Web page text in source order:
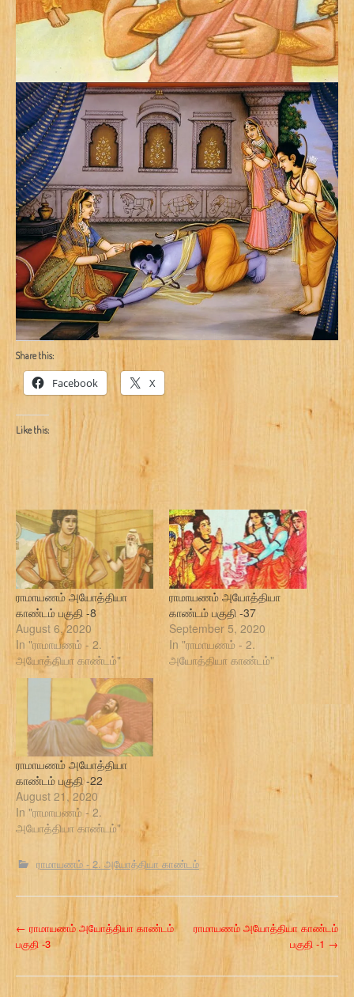
Share this:
Facebook X
Like this:
ராமாயணம் அயோத்தியா
காண்டம் பகுதி -8
August 6, 2020
In "ராமாயணம் - 2.
அயோத்தியா காண்டம்"
ராமாயணம் அயோத்தியா
காண்டம் பகுதி -37
September 5, 2020
In "ராமாயணம் - 2.
அயோத்தியா காண்டம்"
ராமாயணம் அயோத்தியா
காண்டம் பகுதி -22
August 21, 2020
In "ராமாயணம் - 2.
அயோத்தியா காண்டம்"
ராமாயணம் - 2. அயோத்தியா காண்டம்
P
← ராமாயணம் அயோத்தியா காண்டம்
பகுதி -3
ராமாயணம் அயோத்தியா காண்டம்
பகுதி -1 →